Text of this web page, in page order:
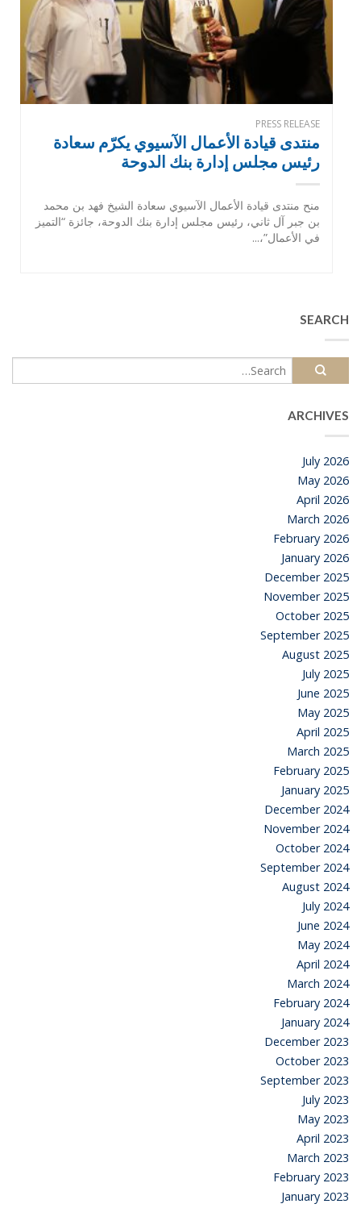
PRESS RELEASE
منتدى قيادة الأعمال الآسيوي يكرّم سعادة
رئيس مجلس إدارة بنك الدوحة
منح منتدى قيادة الأعمال الآسيوي سعادة الشيخ فهد بن محمد
بن جبر آل ثاني، رئيس مجلس إدارة بنك الدوحة، جائزة “التميز
في الأعمال”،...
SEARCH
ARCHIVES
July 2026
May 2026
April 2026
March 2026
February 2026
January 2026
December 2025
November 2025
October 2025
September 2025
August 2025
July 2025
June 2025
May 2025
April 2025
March 2025
February 2025
January 2025
December 2024
November 2024
October 2024
September 2024
August 2024
July 2024
June 2024
May 2024
April 2024
March 2024
February 2024
January 2024
December 2023
October 2023
September 2023
July 2023
May 2023
April 2023
March 2023
February 2023
January 2023